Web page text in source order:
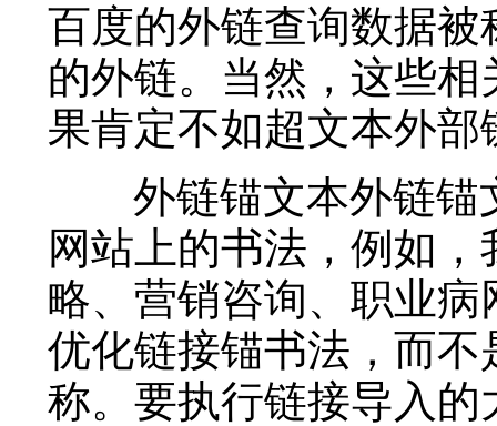
百度的外链查询数据
的外链。当然，这些
果肯定不如超文本外部
外链锚文本外链锚
网站上的书法，例如
略、营销咨询、职业
优化链接锚书法，而
称。要执行链接导入